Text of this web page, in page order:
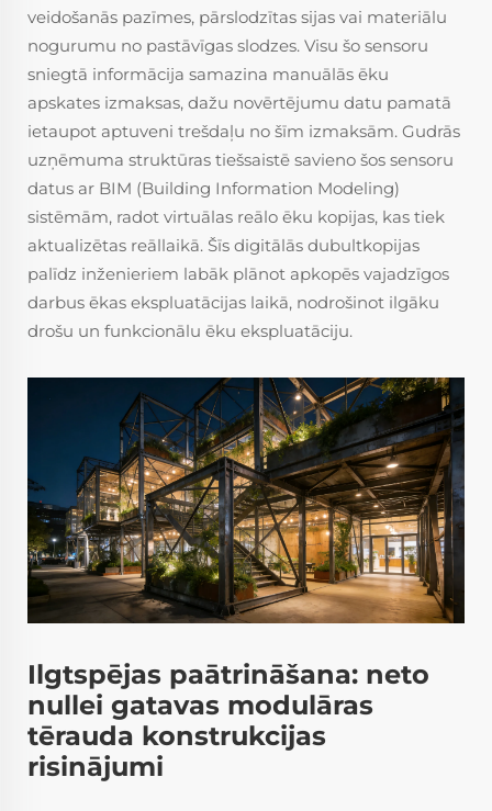
veidošanās pazīmes, pārslodzītas sijas vai materiālu
nogurumu no pastāvīgas slodzes. Visu šo sensoru
sniegtā informācija samazina manuālās ēku
apskates izmaksas, dažu novērtējumu datu pamatā
ietaupot aptuveni trešdaļu no šīm izmaksām. Gudrās
uzņēmuma struktūras tiešsaistē savieno šos sensoru
datus ar BIM (Building Information Modeling)
sistēmām, radot virtuālas reālo ēku kopijas, kas tiek
aktualizētas reāllaikā. Šīs digitālās dubultkopijas
palīdz inženieriem labāk plānot apkopēs vajadzīgos
darbus ēkas ekspluatācijas laikā, nodrošinot ilgāku
drošu un funkcionālu ēku ekspluatāciju.
Ilgtspējas paātrināšana: neto
nullei gatavas modulāras
tērauda konstrukcijas
risinājumi